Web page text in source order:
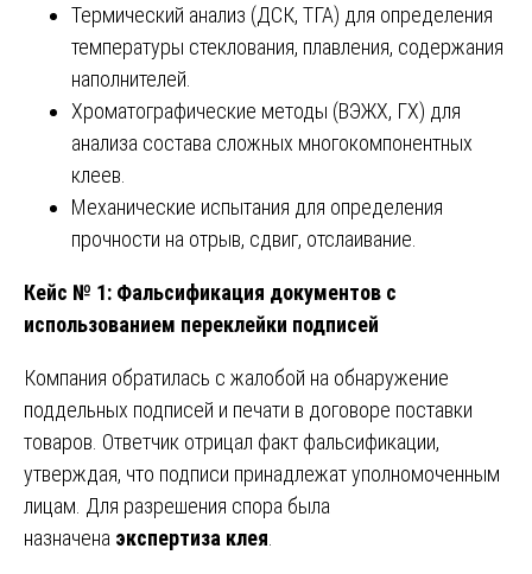
Термический анализ (ДСК, ТГА) для определения
температуры стеклования, плавления, содержания
наполнителей.
Хроматографические методы (ВЭЖХ, ГХ) для
анализа состава сложных многокомпонентных
клеев.
Механические испытания для определения
прочности на отрыв, сдвиг, отслаивание.
Кейс № 1: Фальсификация документов с
использованием переклейки подписей
Компания обратилась с жалобой на обнаружение
поддельных подписей и печати в договоре поставки
товаров. Ответчик отрицал факт фальсификации,
утверждая, что подписи принадлежат уполномоченным
лицам. Для разрешения спора была
назначена экспертиза клея